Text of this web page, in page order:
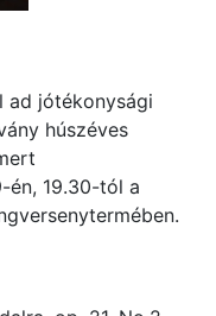
ad jótékonysági
húszéves
én, 19.30-tól a